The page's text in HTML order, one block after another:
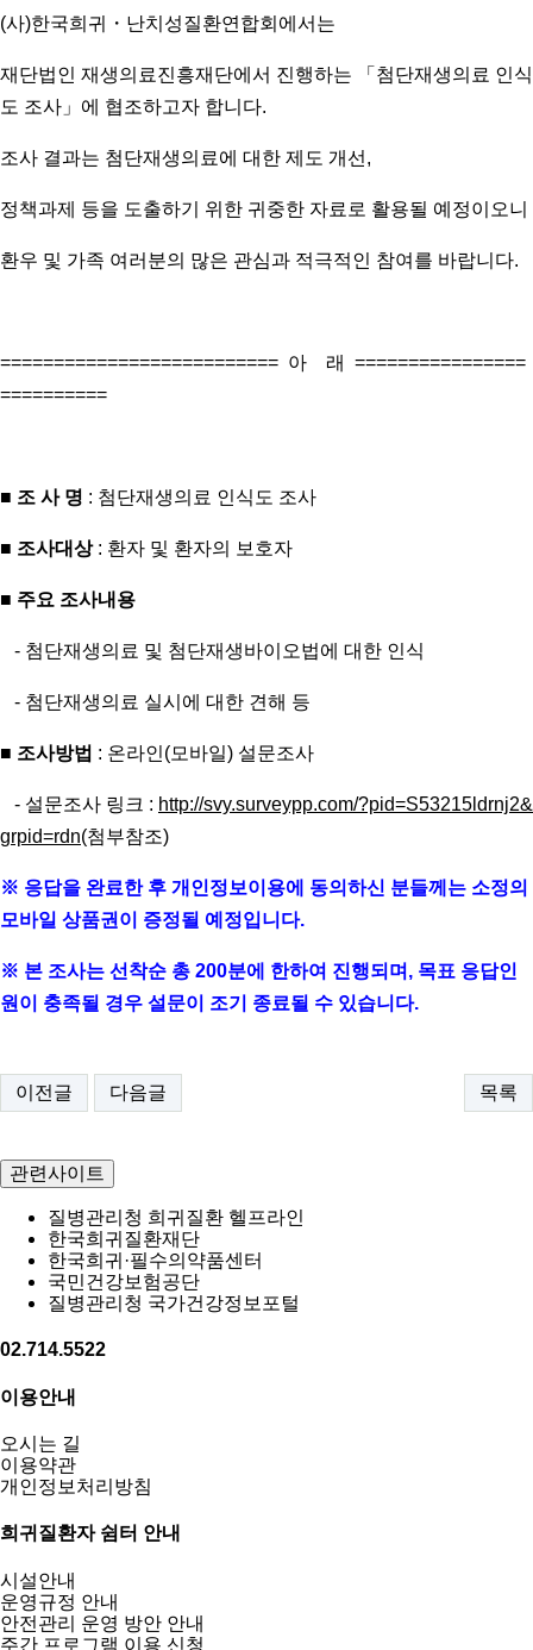
(사)한국희귀・난치성질환연합회에서는
재단법인 재생의료진흥재단에서 진행하는 「첨단재생의료 인식
도 조사」에 협조하고자 합니다.
조사 결과는 첨단재생의료에 대한 제도 개선,
정책과제 등을 도출하기 위한 귀중한 자료로 활용될 예정이오니
환우 및 가족 여러분의 많은 관심과 적극적인 참여를 바랍니다.
========================== 아 래 ================
==========
■ 조 사 명 : 첨단재생의료 인식도 조사
■ 조사대상: 환자 및 환자의 보호자
■ 주요 조사내용
- 첨단재생의료 및 첨단재생바이오법에 대한 인식
- 첨단재생의료 실시에 대한 견해 등
■ 조사방법 : 온라인(모바일) 설문조사
- 설문조사 링크 : http://svy.surveypp.com/?pid=S53215ldrnj2&
grpid=rdn(첨부참조)
※ 응답을 완료한 후 개인정보이용에 동의하신 분들께는 소정의
모바일 상품권이 증정될 예정입니다.
※ 본 조사는 선착순 총 200분에 한하여 진행되며, 목표 응답인
원이 충족될 경우 설문이 조기 종료될 수 있습니다.
이전글 다음글 목록
관련사이트
질병관리청 희귀질환 헬프라인
한국희귀질환재단
한국희귀·필수의약품센터
국민건강보험공단
질병관리청 국가건강정보포털
02.714.5522
이용안내
오시는 길
이용약관
개인정보처리방침
희귀질환자 쉼터 안내
시설안내
운영규정 안내
안전관리 운영 방안 안내
주간 프로그램 이용 신청